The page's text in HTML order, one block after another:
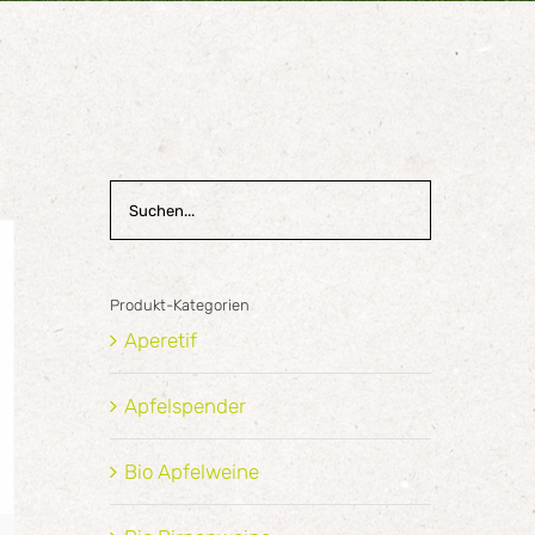
Produkt-Kategorien
Aperetif
Apfelspender
Bio Apfelweine